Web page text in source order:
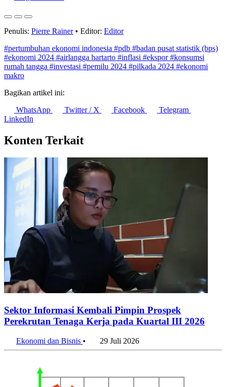
Penulis: Pierre Rainer • Editor: Editor
#pertumbuhan ekonomi indonesia #pdb #badan pusat statistik (bps)
#ekonomi 2024 #airlangga hartarto #inflasi #ekspor#konsumsi
rumah tangga #investasi #pemilu 2024 #pilkada 2024 #ekonomi
makro
Bagikan artikel ini:
WhatsApp
Twitter / X Facebook
Telegram
LinkedIn
Konten Terkait
Sektor Informasi Kembali Pimpin Prospek
Perekrutan Tenaga Kerja pada Kuartal III 2026
Ekonomi dan Bisnis • 29 Juli 2026